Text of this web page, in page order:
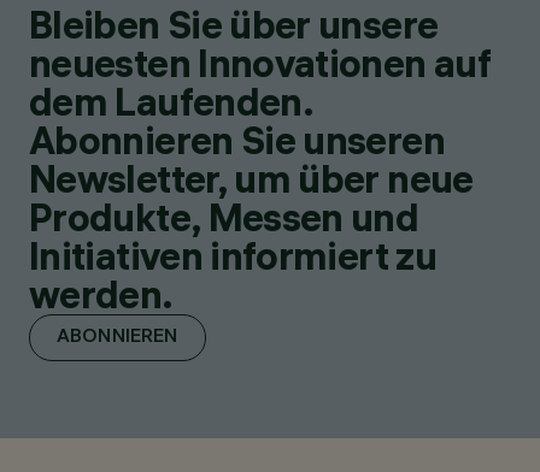
Bleiben Sie über unsere
neuesten Innovationen auf
dem Laufenden.
Abonnieren Sie unseren
Newsletter, um über neue
Produkte, Messen und
Initiativen informiert zu
werden.
ABONNIEREN